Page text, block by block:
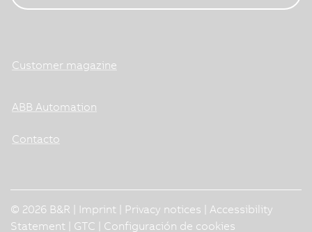
Customer magazine
ABB Automation
Contacto
© 2026 B&R | Imprint Privacy notices
Accessibility
Statement
GTC Configuración de cookies